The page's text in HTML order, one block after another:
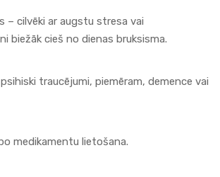
– cilvēki ar augstu stresa vai
biežāk cieš no dienas bruksisma.
traucējumi, piemēram, demence vai
medikamentu lietošana.